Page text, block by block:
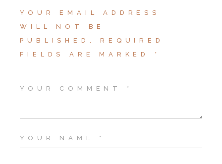
YOUR EMAIL ADDRESS
WILL NOT BE
PUBLISHED.
REQUIRED
FIELDS ARE MARKED *